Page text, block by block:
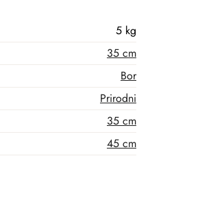
5 kg
35 cm
Bor
Prirodni
35 cm
45 cm